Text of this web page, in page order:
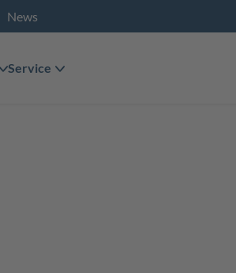
News
Service